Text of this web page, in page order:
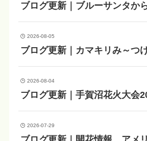
ブログ更新｜ブルーサンタか
2026-08-05
ブログ更新｜カマキリみ～つ
2026-08-04
ブログ更新｜手賀沼花火大会
2026-07-29